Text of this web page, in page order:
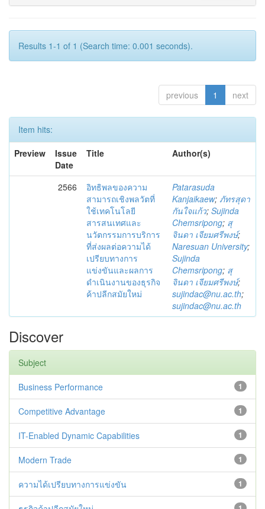
Results 1-1 of 1 (Search time: 0.001 seconds).
previous 1 next
Item hits:
Preview
Issue
Date
Title Author(s)
2566
อิทธิพลของความ
สามารถเชิงพลวัตที่
ใช้เทคโนโลยี
สารสนเทศและ
นวัตกรรมการบริการ
ที่ส่งผลต่อความได้
เปรียบทางการ
แข่งขันและผลการ
ดำเนินงานของธุรกิจ
ค้าปลีกสมัยใหม่
Patarasuda
Kanjaikaew; ภัทรสุดา
กันใจแก้ว; Sujinda
Chemsripong; สุ
จินดา เจียมศรีพงษ์;
Naresuan University;
Sujinda
Chemsripong; สุ
จินดา เจียมศรีพงษ์;
sujindac@nu.ac.th;
sujindac@nu.ac.th
Discover
Subject
1
Business Performance
1
Competitive Advantage
1
IT-Enabled Dynamic Capabilities
1
Modern Trade
1
ความได้เปรียบทางการแข่งขัน